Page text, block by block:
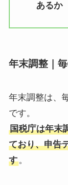
あるか
年末調整｜
年末調整は、
です。
国税庁は年末
ており、申告
す。